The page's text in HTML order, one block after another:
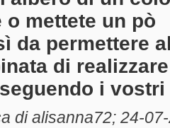
mettete un pò
da permettere
di realizzare
i
di alisanna72; 24-